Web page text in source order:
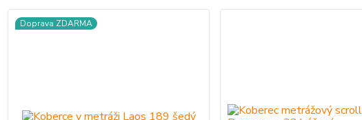
Doprava ZDARMA